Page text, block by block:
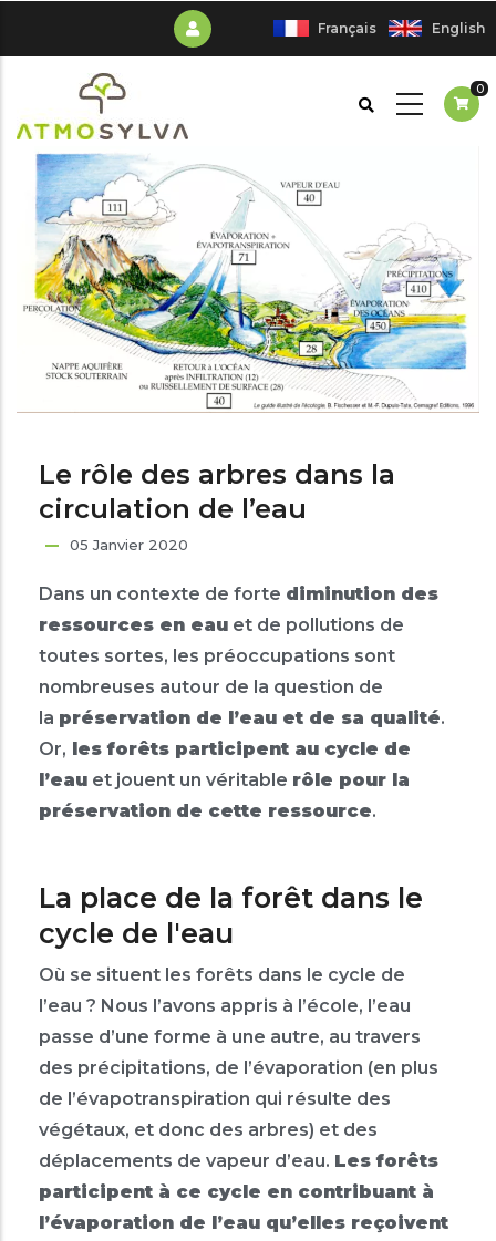
Français English
0
Le rôle des arbres dans la
circulation de l’eau
05 Janvier 2020
Dans un contexte de forte diminution des
ressources en eau et de pollutions de
toutes sortes, les préoccupations sont
nombreuses autour de la question de
la préservation de l’eau et de sa qualité.
Or, les forêts participent au cycle de
l’eau et jouent un véritable rôle pour la
préservation de cette ressource.
La place de la forêt dans le
cycle de l'eau
Où se situent les forêts dans le cycle de
l’eau ? Nous l’avons appris à l’école, l’eau
passe d’une forme à une autre, au travers
des précipitations, de l’évaporation (en plus
de l’évapotranspiration qui résulte des
végétaux, et donc des arbres) et des
déplacements de vapeur d’eau. Les forêts
participent à ce cycle en contribuant à
l’évaporation de l’eau qu’elles reçoivent